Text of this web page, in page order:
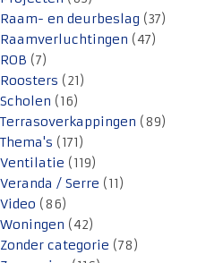
Raam- en deurbeslag (37)
Raamverluchtingen (47)
ROB (7)
Roosters (21)
Scholen (16)
Terrasoverkappingen (89)
Thema's (171)
Ventilatie (119)
Veranda / Serre (11)
Video (86)
Woningen (42)
Zonder categorie (78)